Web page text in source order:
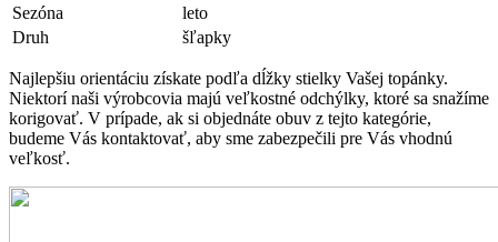
Sezóna
leto
Druh
šľapky
Najlepšiu orientáciu získate podľa dĺžky stielky Vašej topánky.
Niektorí naši výrobcovia majú veľkostné odchýlky, ktoré sa snažíme
korigovať. V prípade, ak si objednáte obuv z tejto kategórie,
budeme Vás kontaktovať, aby sme zabezpečili pre Vás vhodnú
veľkosť.